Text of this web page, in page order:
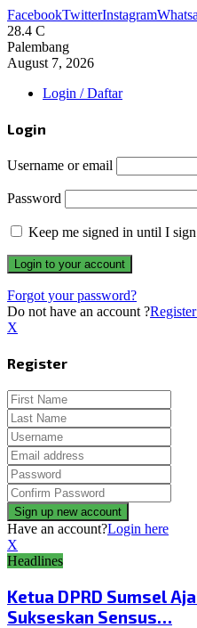
FacebookTwitterInstagram
28.4 C
Palembang
August 7, 2026
Login / Daftar
Login
Username or email
Password
Keep me signed in until I
Forgot your password?
Do not have an account ?
X
Register
Have an account?Login here
X
Headlines
Ketua DPRD Sumsel
Sukseskan Sensus…